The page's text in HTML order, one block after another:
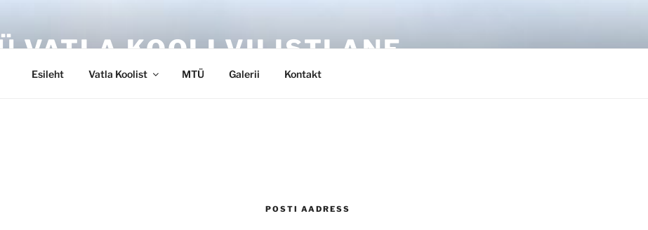
VATLA KOOLI VILISTLANE
Esileht Vatla Koolist MTÜ Galerii Kontakt
POSTI AADRESS